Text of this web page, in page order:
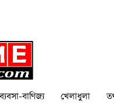
বাণিজ্য খেলাধুলা